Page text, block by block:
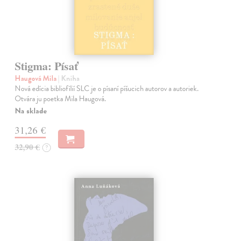
Stigma: Písať
Haugová Mila| Kniha
Nová edícia bibliofílií SLC je o písaní píšucich autorov a autoriek.
Otvára ju poetka Mila Haugová.
Na sklade
31,26 €
32,90 € ?